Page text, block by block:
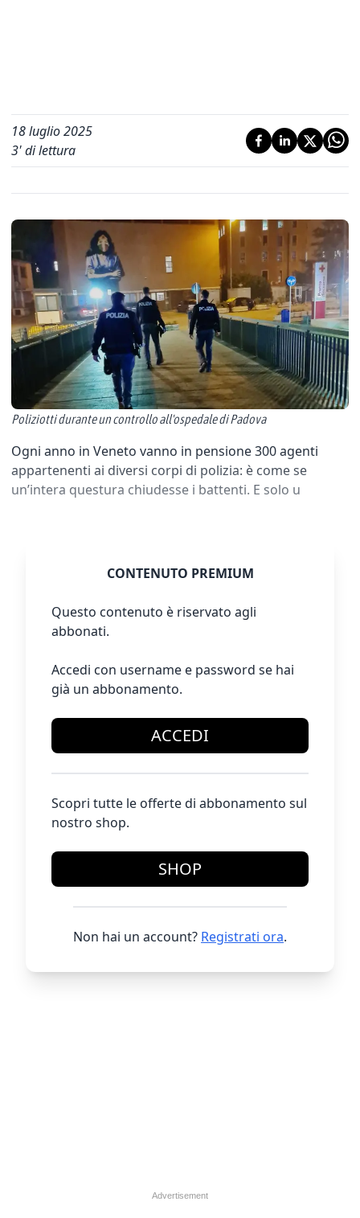
18 luglio 2025
3' di lettura
Poliziotti durante un controllo all'ospedale di Padova
Ogni anno in Veneto vanno in pensione 300 agenti
appartenenti ai diversi corpi di polizia: è come se
un’intera questura chiudesse i battenti. E solo u
CONTENUTO PREMIUM
Questo contenuto è riservato agli
abbonati.
Accedi con username e password se hai
già un abbonamento.
ACCEDI
Scopri tutte le offerte di abbonamento sul
nostro shop.
SHOP
Non hai un account? Registrati ora.